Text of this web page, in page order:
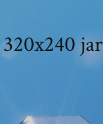
jar